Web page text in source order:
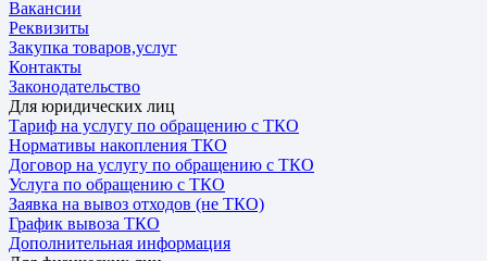
Вакансии
Реквизиты
Закупка товаров,услуг
Контакты
Законодательство
Для юридических лиц
Тариф на услугу по обращению с ТКО
Нормативы накопления ТКО
Договор на услугу по обращению с ТКО
Услуга по обращению с ТКО
Заявка на вывоз отходов (не ТКО)
График вывоза ТКО
Дополнительная информация